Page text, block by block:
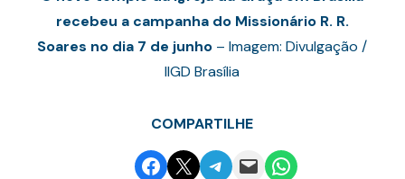
recebeu a campanha do Missionário R. R.
Soares no dia 7 de junho – Imagem: Divulgação /
IIGD Brasília
COMPARTILHE
Share on Facebook
Email this PageShare on Telegram
Email this PageShare on WhatsApp